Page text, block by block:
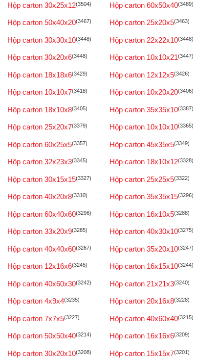
Hộp carton 30x25x12(3504) Hộp carton 60x50x40(3489)
Hộp carton 50x40x20(3467) Hộp carton 25x20x5(3463)
Hộp carton 30x30x10(3448) Hộp carton 22x22x10(3448)
Hộp carton 30x20x6(3448) Hộp carton 10x10x21(3447)
Hộp carton 18x18x6(3429) Hộp carton 12x12x5(3426)
Hộp carton 10x10x7(3418) Hộp carton 10x20x20(3406)
Hộp carton 18x10x8(3405) Hộp carton 35x35x10(3387)
Hộp carton 25x20x7(3379) Hộp carton 10x10x10(3365)
Hộp carton 60x25x5(3357) Hộp carton 45x35x5(3349)
Hộp carton 32x23x3(3345) Hộp carton 18x10x12(3328)
Hộp carton 30x15x15(3327) Hộp carton 25x25x5(3322)
Hộp carton 40x20x8(3310) Hộp carton 35x35x15(3296)
Hộp carton 60x40x60(3296) Hộp carton 16x10x5(3288)
Hộp carton 33x20x9(3285) Hộp carton 40x30x10(3275)
Hộp carton 40x40x60(3267) Hộp carton 35x20x10(3247)
Hộp carton 12x16x6(3245) Hộp carton 16x15x10(3244)
Hộp carton 40x60x30(3242) Hộp carton 21x21x3(3240)
Hộp carton 4x9x4(3235) Hộp carton 20x16x8(3228)
Hộp carton 7x7x5(3227) Hộp carton 40x60x40(3215)
Hộp carton 50x50x40(3214) Hộp carton 16x16x6(3209)
Hộp carton 30x20x10(3208) Hộp carton 15x15x7(3201)